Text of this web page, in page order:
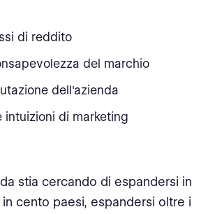
di reddito
del marchio
dell'azienda
intuizioni di marketing
stia cercando di espandersi in
cento paesi, espandersi oltre i